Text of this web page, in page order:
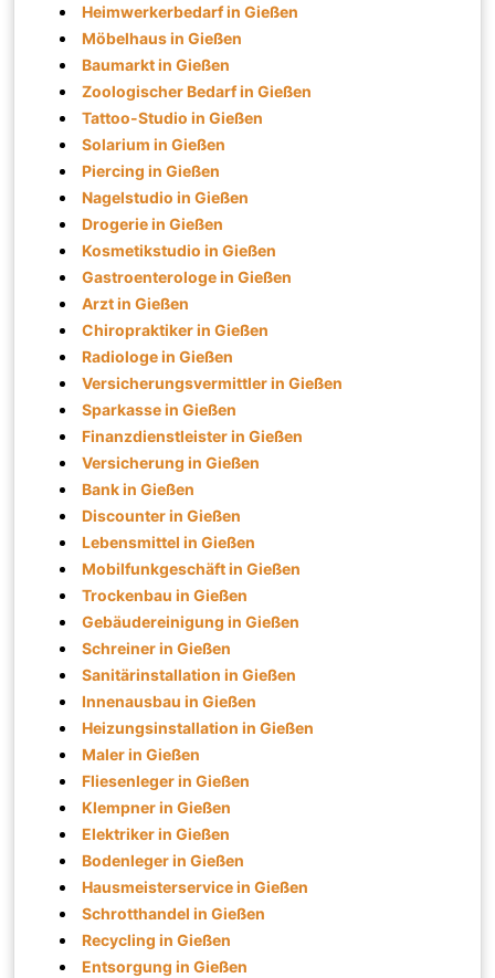
Heimwerkerbedarf in Gießen
Möbelhaus in Gießen
Baumarkt in Gießen
Zoologischer Bedarf in Gießen
Tattoo-Studio in Gießen
Solarium in Gießen
Piercing in Gießen
Nagelstudio in Gießen
Drogerie in Gießen
Kosmetikstudio in Gießen
Gastroenterologe in Gießen
Arzt in Gießen
Chiropraktiker in Gießen
Radiologe in Gießen
Versicherungsvermittler in Gießen
Sparkasse in Gießen
Finanzdienstleister in Gießen
Versicherung in Gießen
Bank in Gießen
Discounter in Gießen
Lebensmittel in Gießen
Mobilfunkgeschäft in Gießen
Trockenbau in Gießen
Gebäudereinigung in Gießen
Schreiner in Gießen
Sanitärinstallation in Gießen
Innenausbau in Gießen
Heizungsinstallation in Gießen
Maler in Gießen
Fliesenleger in Gießen
Klempner in Gießen
Elektriker in Gießen
Bodenleger in Gießen
Hausmeisterservice in Gießen
Schrotthandel in Gießen
Recycling in Gießen
Entsorgung in Gießen